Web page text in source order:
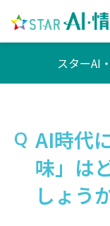
スターAI
AI時代
味」は
しょう